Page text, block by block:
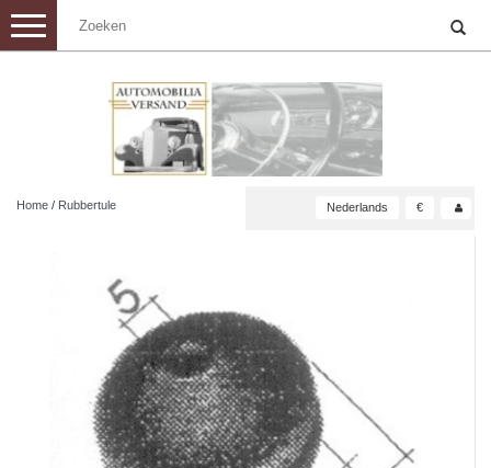
Toggle
navigation
Home / Rubbertule Nederlands €